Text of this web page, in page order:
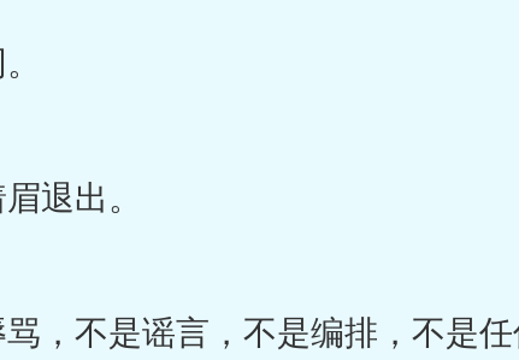
退出。
，不是谣言，不是编排，不是